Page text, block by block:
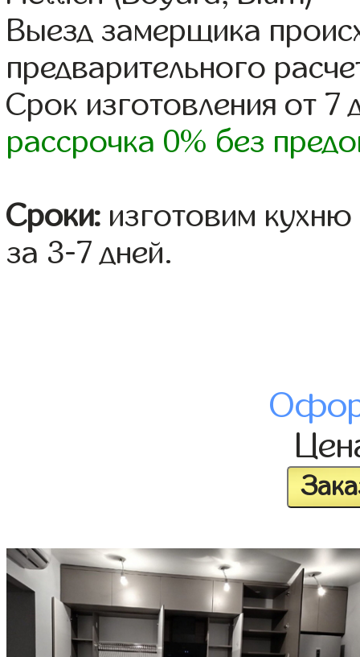
Выезд замерщика
предварительного
Срок изготовления от 7
рассрочка 0% без
Сроки: изготовим
за 3-7 дней.